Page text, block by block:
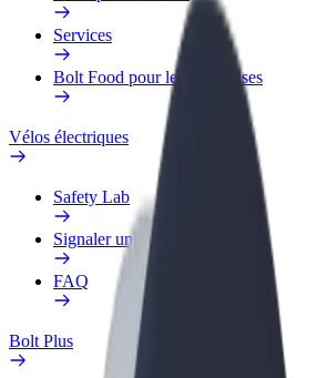
Services
Bolt Food pour les entreprises
Vélos électriques
Safety Lab
Signaler un problème
FAQ
Bolt Plus